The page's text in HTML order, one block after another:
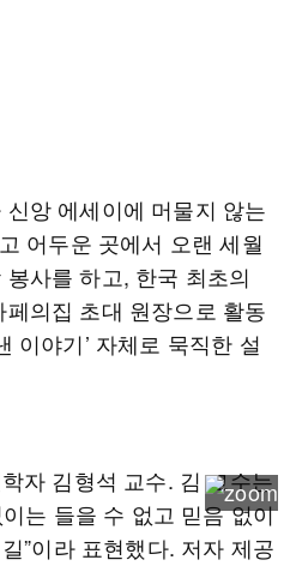
앙 에세이에 머물지 않는
어두운 곳에서 오랜 세월
사를 하고, 한국 최초의
의집 초대 원장으로 활동
이야기’ 자체로 묵직한 설